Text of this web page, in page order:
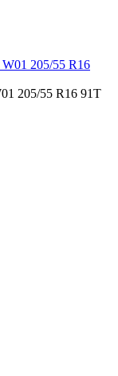
205/55 R16 91T